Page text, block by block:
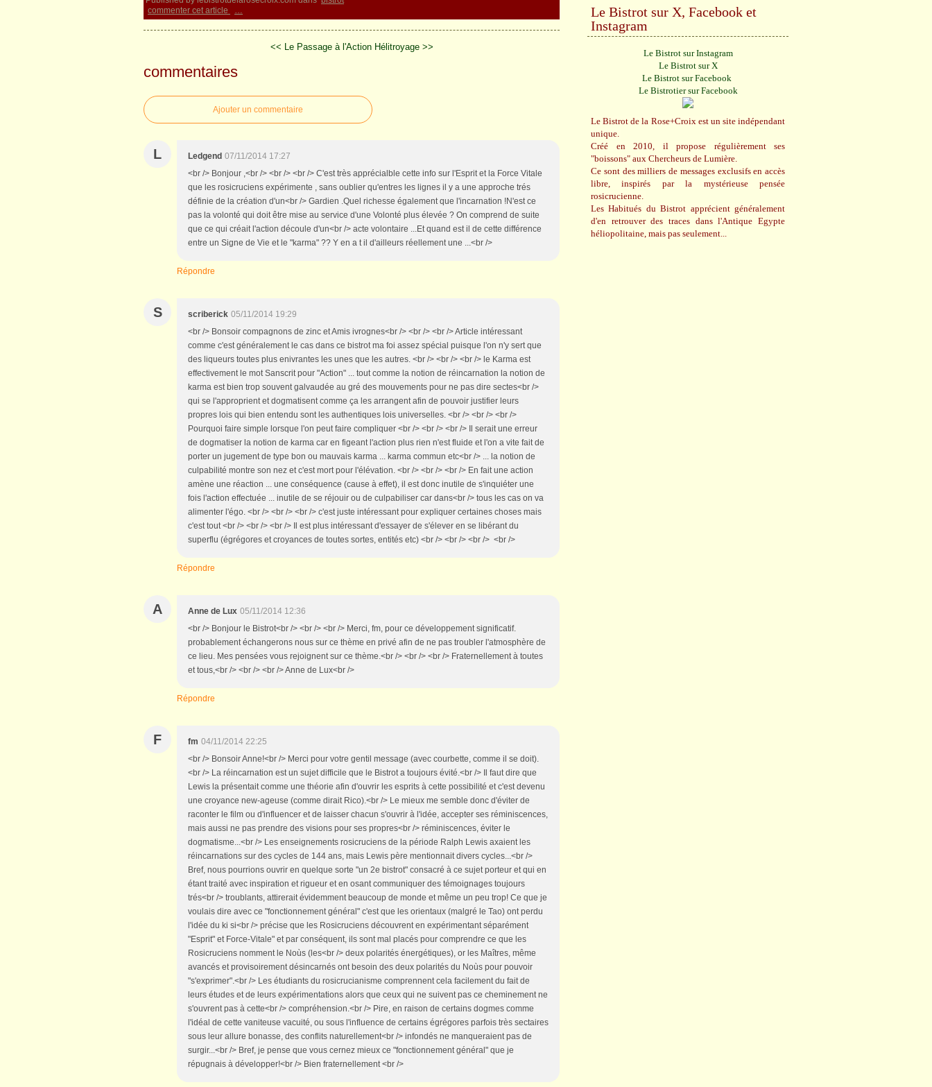
commenter cet article
…
<< Le Passage à l'Action Hélitroyage >>
commentaires
Ajouter un commentaire
L Ledgend 07/11/2014 17:27
<br /> Bonjour ,<br /> <br /> <br /> C'est très apprécialble cette info sur l'Esprit et la Force Vitale
que les rosicruciens expérimente , sans oublier qu'entres les lignes il y a une approche trés
définie de la création d'un<br /> Gardien .Quel richesse également que l'incarnation !N'est ce
pas la volonté qui doit être mise au service d'une Volonté plus élevée ? On comprend de suite
que ce qui créait l'action découle d'un<br /> acte volontaire ...Et quand est il de cette différence
entre un Signe de Vie et le "karma" ?? Y en a t il d'ailleurs réellement une ...<br />
Répondre
S scriberick 05/11/2014 19:29
<br /> Bonsoir compagnons de zinc et Amis ivrognes<br /> <br /> <br /> Article intéressant
comme c'est généralement le cas dans ce bistrot ma foi assez spécial puisque l'on n'y sert que
des liqueurs toutes plus enivrantes les unes que les autres. <br /> <br /> <br /> le Karma est
effectivement le mot Sanscrit pour "Action" ... tout comme la notion de réincarnation la notion de
karma est bien trop souvent galvaudée au gré des mouvements pour ne pas dire sectes<br />
qui se l'approprient et dogmatisent comme ça les arrangent afin de pouvoir justifier leurs
propres lois qui bien entendu sont les authentiques lois universelles. <br /> <br /> <br />
Pourquoi faire simple lorsque l'on peut faire compliquer <br /> <br /> <br /> Il serait une erreur
de dogmatiser la notion de karma car en figeant l'action plus rien n'est fluide et l'on a vite fait de
porter un jugement de type bon ou mauvais karma ... karma commun etc<br /> ... la notion de
culpabilité montre son nez et c'est mort pour l'élévation. <br /> <br /> <br /> En fait une action
amène une réaction ... une conséquence (cause à effet), il est donc inutile de s'inquiéter une
fois l'action effectuée ... inutile de se réjouir ou de culpabiliser car dans<br /> tous les cas on va
alimenter l'égo. <br /> <br /> <br /> c'est juste intéressant pour expliquer certaines choses mais
c'est tout <br /> <br /> <br /> Il est plus intéressant d'essayer de s'élever en se libérant du
superflu (égrégores et croyances de toutes sortes, entités etc) <br /> <br /> <br /> <br />
Répondre
A Anne de Lux 05/11/2014 12:36
<br /> Bonjour le Bistrot<br /> <br /> <br /> Merci, fm, pour ce développement significatif.
probablement échangerons nous sur ce thème en privé afin de ne pas troubler l'atmosphère de
ce lieu. Mes pensées vous rejoignent sur ce thème.<br /> <br /> <br /> Fraternellement à toutes
et tous,<br /> <br /> <br /> Anne de Lux<br />
Répondre
F fm 04/11/2014 22:25
<br /> Bonsoir Anne!<br /> Merci pour votre gentil message (avec courbette, comme il se doit).
<br /> La réincarnation est un sujet difficile que le Bistrot a toujours évité.<br /> Il faut dire que
Lewis la présentait comme une théorie afin d'ouvrir les esprits à cette possibilité et c'est devenu
une croyance new-ageuse (comme dirait Rico).<br /> Le mieux me semble donc d'éviter de
raconter le film ou d'influencer et de laisser chacun s'ouvrir à l'idée, accepter ses réminiscences,
mais aussi ne pas prendre des visions pour ses propres<br /> réminiscences, éviter le
dogmatisme...<br /> Les enseignements rosicruciens de la période Ralph Lewis axaient les
réincarnations sur des cycles de 144 ans, mais Lewis père mentionnait divers cycles...<br />
Bref, nous pourrions ouvrir en quelque sorte "un 2e bistrot" consacré à ce sujet porteur et qui en
étant traité avec inspiration et rigueur et en osant communiquer des témoignages toujours
trés<br /> troublants, attirerait évidemment beaucoup de monde et même un peu trop! Ce que je
voulais dire avec ce "fonctionnement général" c'est que les orientaux (malgré le Tao) ont perdu
l'idée du ki si<br /> précise que les Rosicruciens découvrent en expérimentant séparément
"Esprit" et Force-Vitale" et par conséquent, ils sont mal placés pour comprendre ce que les
Rosicruciens nomment le Noùs (les<br /> deux polarités énergétiques), or les Maîtres, même
avancés et provisoirement désincarnés ont besoin des deux polarités du Noùs pour pouvoir
"s'exprimer".<br /> Les étudiants du rosicrucianisme comprennent cela facilement du fait de
leurs études et de leurs expérimentations alors que ceux qui ne suivent pas ce cheminement ne
s'ouvrent pas à cette<br /> compréhension.<br /> Pire, en raison de certains dogmes comme
l'idéal de cette vaniteuse vacuité, ou sous l'influence de certains égrégores parfois très sectaires
sous leur allure bonasse, des conflits naturellement<br /> infondés ne manqueraient pas de
surgir...<br /> Bref, je pense que vous cernez mieux ce "fonctionnement général" que je
répugnais à développer!<br /> Bien fraternellement <br />
Le Bistrot sur X, Facebook et
Instagram
Le Bistrot sur Instagram
Le Bistrot sur X
Le Bistrot sur Facebook
Le Bistrotier sur Facebook
Le Bistrot de la Rose+Croix est un site indépendant
unique.
Créé en 2010, il propose régulièrement ses
"boissons" aux Chercheurs de Lumière.
Ce sont des milliers de messages exclusifs en accès
libre, inspirés par la mystérieuse pensée
rosicrucienne.
Les Habitués du Bistrot apprécient généralement
d'en retrouver des traces dans l'Antique Egypte
héliopolitaine, mais pas seulement...